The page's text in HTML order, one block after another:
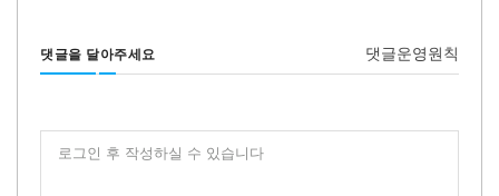
댓글을 달아주세요 댓글운영원칙
로그인 후 작성하실 수 있습니다